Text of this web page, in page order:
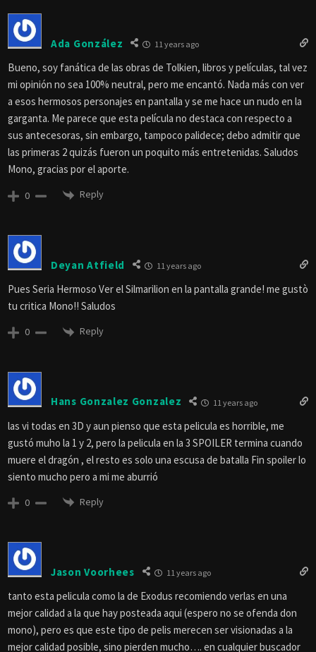
Ada González 11 years ago
Bueno, soy fanática de las obras de Tolkien, libros y películas, tal vez
mi opinión no sea 100% neutral, pero me encantó. Nada más con ver
a esos hermosos personajes en pantalla y se me hace un nudo en la
garganta. Me parece que esta película no destaca con respecto a
sus antecesoras, sin embargo, tampoco palidece; debo admitir que
las primeras 2 quizás fueron un poquito más entretenidas. Saludos
Mono, gracias por el aporte.
0 Reply
Deyan Atfield 11 years ago
Pues Seria Hermoso Ver el Silmarilion en la pantalla grande! me gustò
tu critica Mono!! Saludos
0 Reply
Hans Gonzalez Gonzalez 11 years ago
las vi todas en 3D y aun pienso que esta pelicula es horrible, me
gustó muho la 1 y 2, pero la pelicula en la 3 SPOILER termina cuando
muere el dragón , el resto es solo una escusa de batalla Fin spoiler lo
siento mucho pero a mi me aburrió
0 Reply
Jason Voorhees 11 years ago
tanto esta pelicula como la de Exodus recomiendo verlas en una
mejor calidad a la que hay posteada aqui (espero no se ofenda don
mono), pero es que este tipo de pelis merecen ser visionadas a la
mejor calidad posible, sino pierden mucho…. en cualquier buscador